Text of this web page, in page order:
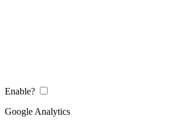
Enable?
Google Analytics